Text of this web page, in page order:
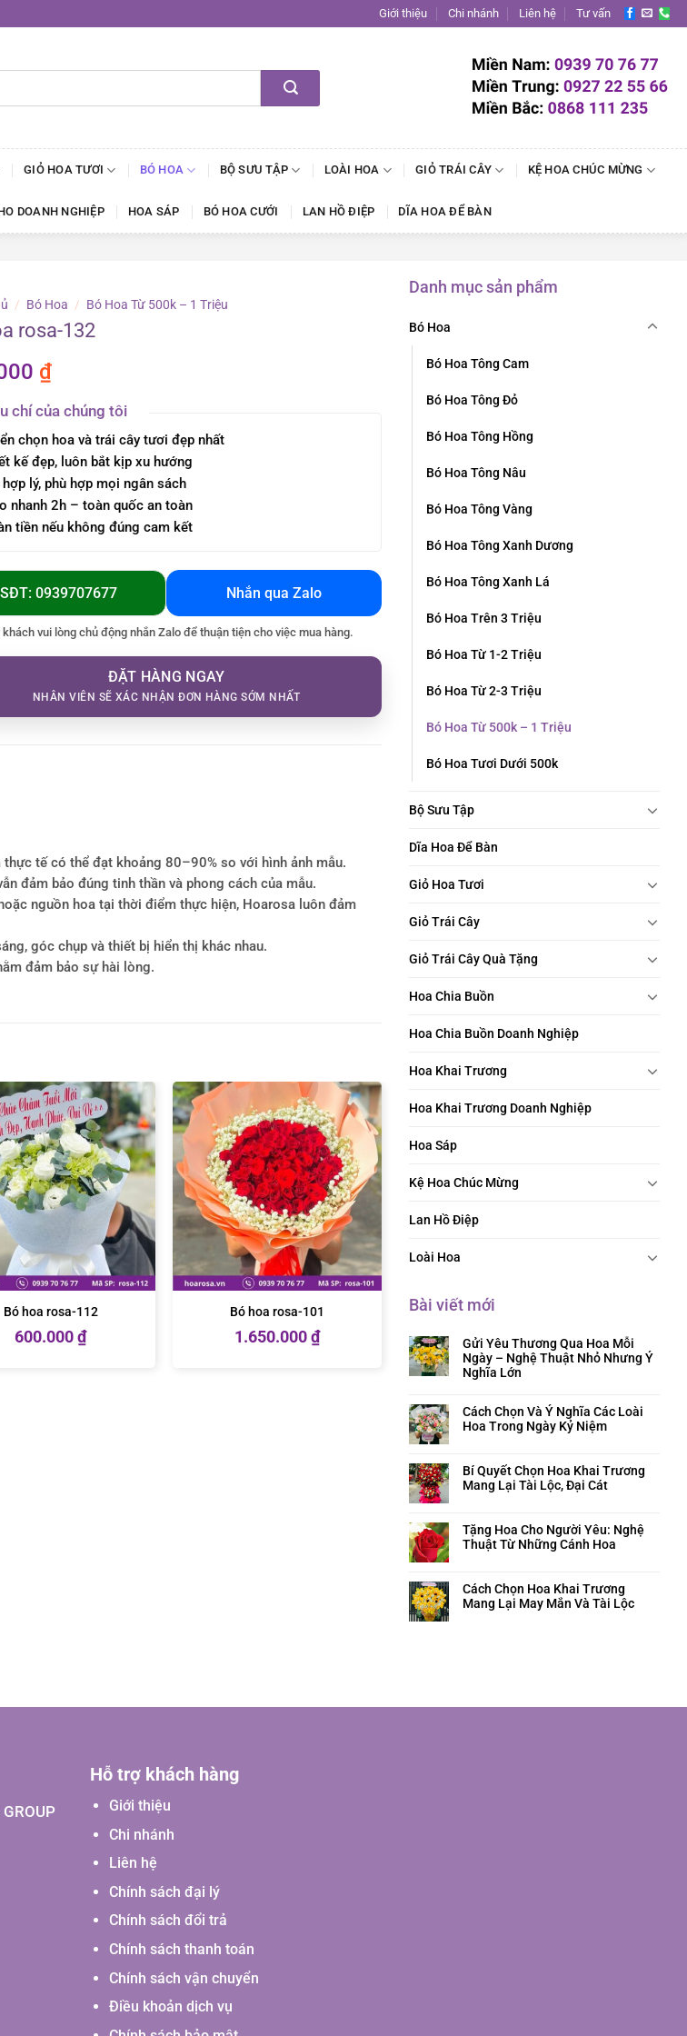
Giới thiệu Chi nhánh Liên hệ Tư vấn
GIỎ HOA TƯƠI BÓ HOA BỘ SƯU TẬP LOÀI HOA GIỎ TRÁI CÂY KỆ HOA CHÚC MỪNG
DOANH NGHIỆP HOA SÁP BÓ HOA CƯỚI LAN HỒ ĐIỆP DĨA HOA ĐỂ BÀN
Danh mục sản phẩm
Bó Hoa
Bó Hoa Tông Cam
Bó Hoa Tông Đỏ
Bó Hoa Tông Hồng
Bó Hoa Tông Nâu
Bó Hoa Tông Vàng
Bó Hoa Tông Xanh Dương
Bó Hoa Tông Xanh Lá
Bó Hoa Trên 3 Triệu
Bó Hoa Từ 1-2 Triệu
Bó Hoa Từ 2-3 Triệu
Bó Hoa Từ 500k – 1 Triệu
Bó Hoa Tươi Dưới 500k
Bộ Sưu Tập
Dĩa Hoa Để Bàn
Giỏ Hoa Tươi
Giỏ Trái Cây
Giỏ Trái Cây Quà Tặng
Hoa Chia Buồn
Hoa Chia Buồn Doanh Nghiệp
Hoa Khai Trương
Hoa Khai Trương Doanh Nghiệp
Hoa Sáp
Kệ Hoa Chúc Mừng
Lan Hồ Điệp
Loài Hoa
Bài viết mới
Gửi Yêu Thương Qua Hoa Mỗi
Ngày – Nghệ Thuật Nhỏ Nhưng Ý
Nghĩa Lớn
Cách Chọn Và Ý Nghĩa Các Loài
Hoa Trong Ngày Kỷ Niệm
Bí Quyết Chọn Hoa Khai Trương
Mang Lại Tài Lộc, Đại Cát
Tặng Hoa Cho Người Yêu: Nghệ
Thuật Từ Những Cánh Hoa
Cách Chọn Hoa Khai Trương
Mang Lại May Mắn Và Tài Lộc
/ Bó Hoa / Bó Hoa Từ 500k – 1 Triệu
rosa-132
₫
chí của chúng tôi
chọn hoa và trái cây tươi đẹp nhất
kế đẹp, luôn bắt kịp xu hướng
hợp lý, phù hợp mọi ngân sách
nhanh 2h – toàn quốc an toàn
tiền nếu không đúng cam kết
SĐT: 0939707677 Nhắn qua Zalo
khách vui lòng chủ động nhắn Zalo để thuận tiện cho việc mua hàng.
ĐẶT HÀNG NGAY
NHÂN VIÊN SẼ XÁC NHẬN ĐƠN HÀNG SỚM NHẤT
tế có thể đạt khoảng 80–90% so với hình ảnh mẫu.
đảm bảo đúng tinh thần và phong cách của mẫu.
nguồn hoa tại thời điểm thực hiện, Hoarosa luôn đảm
góc chụp và thiết bị hiển thị khác nhau.
đảm bảo sự hài lòng.
Bó hoa rosa-112
600.000₫
Bó hoa rosa-101
1.650.000₫
Hỗ trợ khách hàng
Giới thiệu
Chi nhánh
Liên hệ
Chính sách đại lý
Chính sách đổi trả
Chính sách thanh toán
Chính sách vận chuyển
Điều khoản dịch vụ